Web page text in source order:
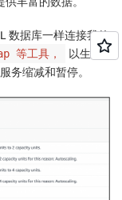
数据库一样连接我的
等工具，
以生成
务缩减和暂停。